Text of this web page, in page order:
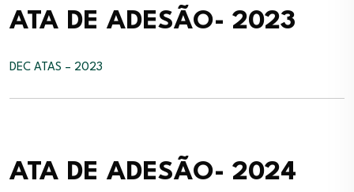
ATA DE ADESÃO- 2023
DEC ATAS – 2023
ATA DE ADESÃO- 2024